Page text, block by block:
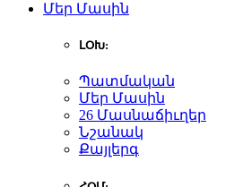
Մեր Մասին
ԼՕԽ:
Պատմական
Մեր Մասին
26 Մասնաճիւղեր
Նշանակ
Քայլերգ